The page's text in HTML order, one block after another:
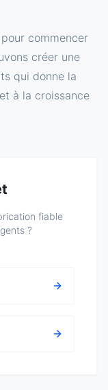
commencer
créer une
qui donne la
à la croissance
fiable
?